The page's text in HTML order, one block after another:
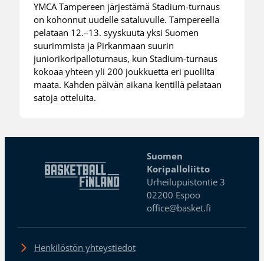
YMCA Tampereen järjestämä Stadium-turnaus
on kohonnut uudelle sataluvulle. Tampereella
pelataan 12.–13. syyskuuta yksi Suomen
suurimmista ja Pirkanmaan suurin
juniorikoripalloturnaus, kun Stadium-turnaus
kokoaa yhteen yli 200 joukkuetta eri puolilta
maata. Kahden päivän aikana kentillä pelataan
satoja otteluita.
Suomen
Koripalloliitto
Urheilupuistontie 3
02200 Espoo
office@basket.fi
Henkilöstön yhteystiedot